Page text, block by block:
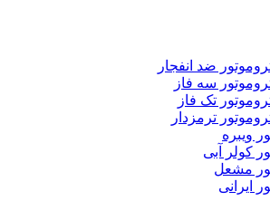
ضد انفجار
سه فاز
تک فاز
ترمزدار
ویبره
کولر آبی
مشعل
ایرانی